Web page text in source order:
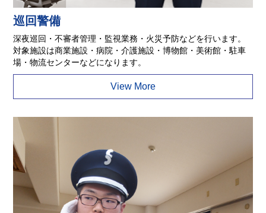
巡回警備
深夜巡回・不審者管理・監視業務・火災予防などを行います。
対象施設は商業施設・病院・介護施設・博物館・美術館・駐車
場・物流センターなどになります。
View More